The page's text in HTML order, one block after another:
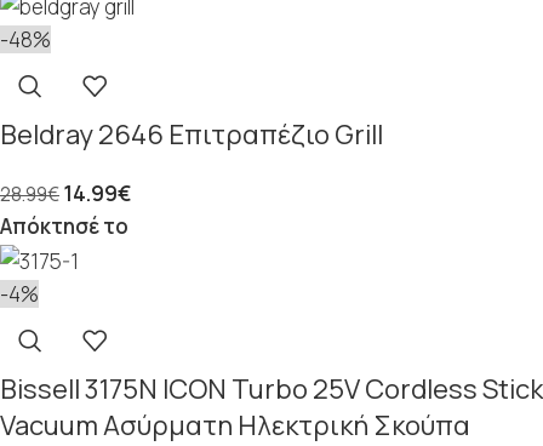
-48%
Beldray 2646 Επιτραπέζιο Grill
28.99€14.99€
Απόκτησέ το
-4%
Bissell 3175N ICON Turbo 25V Cordless Stick
Vacuum Ασύρματη Ηλεκτρική Σκούπα